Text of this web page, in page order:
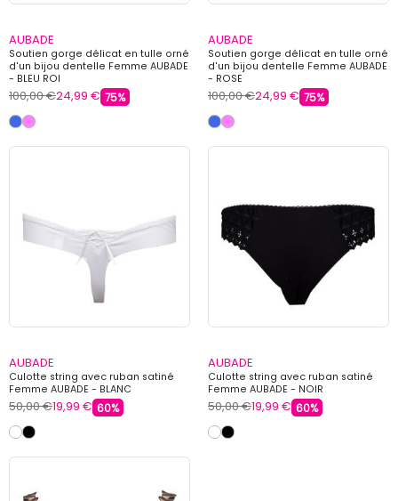
AUBADE
Soutien gorge délicat en tulle orné
d'un bijou dentelle Femme AUBADE
- BLEU ROI
100,00 €24,99 € 75%
AUBADE
Soutien gorge délicat en tulle orné
d'un bijou dentelle Femme AUBADE
- ROSE
100,00 €24,99 € 75%
AUBADE
Culotte string avec ruban satiné
Femme AUBADE - BLANC
50,00 €19,99 € 60%
AUBADE
Culotte string avec ruban satiné
Femme AUBADE - NOIR
50,00 €19,99 € 60%